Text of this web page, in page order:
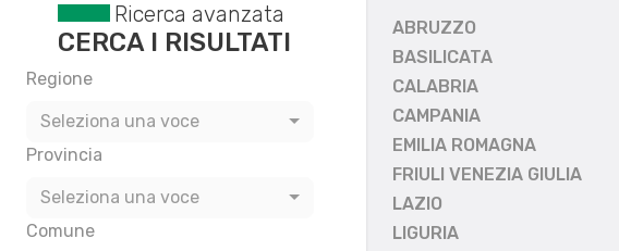
Ricerca avanzata
CERCA I RISULTATI
Regione
Seleziona una voce
Provincia
Seleziona una voce
Comune
ABRUZZO
BASILICATA
CALABRIA
CAMPANIA
EMILIA ROMAGNA
FRIULI VENEZIA GIULIA
LAZIO
LIGURIA